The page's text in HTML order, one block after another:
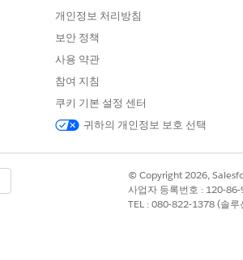
개인정보 처리방침
보안 정책
사용 약관
참여 지침
쿠키 기본 설정 센터
귀하의 개인정보 보호 선택
© Copyright 2026,
사업자 등록번호 : 120-
TEL : 080-822-1378 (솔